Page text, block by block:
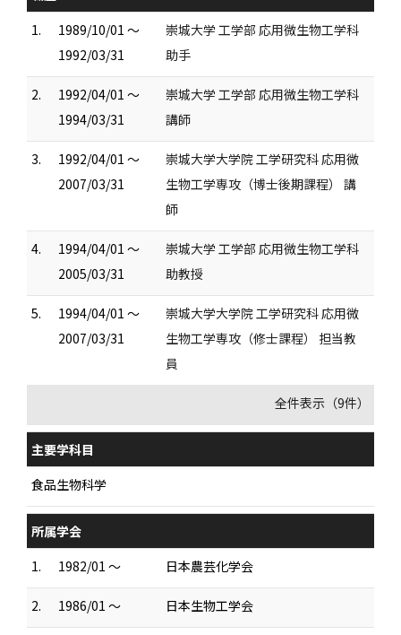
1.
1989/10/01 ～
1992/03/31
崇城大学 工学部 応用微生物工学科
助手
2.
1992/04/01 ～
1994/03/31
崇城大学 工学部 応用微生物工学科
講師
3.
1992/04/01 ～
2007/03/31
崇城大学大学院 工学研究科 応用微
生物工学専攻（博士後期課程） 講
師
4.
1994/04/01 ～
2005/03/31
崇城大学 工学部 応用微生物工学科
助教授
5.
1994/04/01 ～
2007/03/31
崇城大学大学院 工学研究科 応用微
生物工学専攻（修士課程） 担当教
員
全件表示（9件）
主要学科目
食品生物科学
所属学会
1.
1982/01 ～ 日本農芸化学会
2. 1986/01 ～ 日本生物工学会